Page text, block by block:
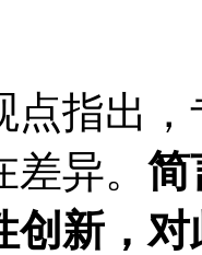
点指出
异。 简
创新，